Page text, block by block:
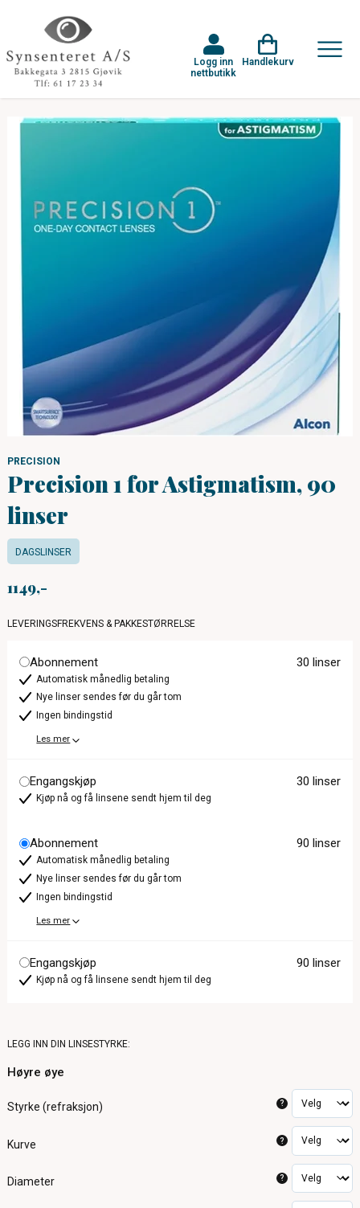
Logg inn
nettbutikk
Handlekurv
PRECISION
Precision 1 for Astigmatism, 90
linser
DAGSLINSER
1149
LEVERINGSFREKVENS & PAKKESTØRRELSE
Abonnement 30 linser
Automatisk månedlig betaling
Nye linser sendes før du går tom
Ingen bindingstid
Les mer
Engangskjøp 30 linser
Kjøp nå og få linsene sendt hjem til deg
Abonnement 90 linser
Automatisk månedlig betaling
Nye linser sendes før du går tom
Ingen bindingstid
Les mer
Engangskjøp 90 linser
Kjøp nå og få linsene sendt hjem til deg
LEGG INN DIN LINSESTYRKE:
Høyre øye
Styrke (refraksjon) ?
Kurve ?
Diameter ?